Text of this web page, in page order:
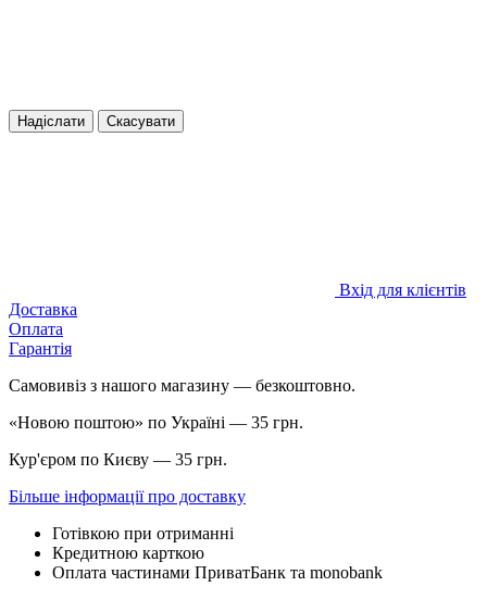
Надіслати Скасувати
Вхід для клієнтів
Доставка
Оплата
Гарантія
Самовивіз з нашого магазину — безкоштовно.
«Новою поштою» по Україні — 35 грн.
Кур'єром по Києву — 35 грн.
Більше інформації про доставку
Готівкою при отриманні
Кредитною карткою
Оплата частинами ПриватБанк та monobank